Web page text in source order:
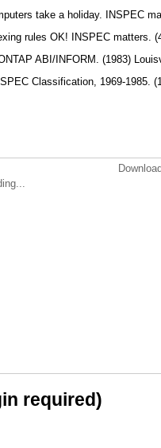
take a holiday. INSPEC
rules OK! INSPEC matters.
ABI/INFORM. (1983)
Classification, 1969-
required)